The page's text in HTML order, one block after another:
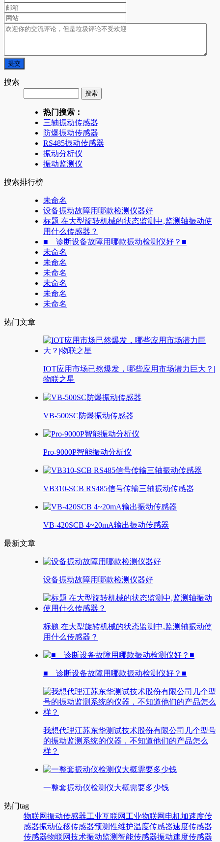
搜索
热门搜索：
三轴振动传感器
防爆振动传感器
RS485振动传感器
振动分析仪
振动监测仪
搜索排行榜
未命名
设备振动故障用哪款检测仪器好
标题 在大型旋转机械的状态监测中,监测轴振动使
用什么传感器？
■ 诊断设备故障用哪款振动检测仪好？■
未命名
未命名
未命名
未命名
未命名
未命名
热门文章
IOT应用市场已然爆发，哪些应用市场潜力巨大？|
物联之星
VB-500SC防爆振动传感器
Pro-9000P智能振动分析仪
VB310-SCB RS485信号传输三轴振动传感器
VB-420SCB 4~20mA输出振动传感器
最新文章
设备振动故障用哪款检测仪器好
标题 在大型旋转机械的状态监测中,监测轴振动使
用什么传感器？
■ 诊断设备故障用哪款振动检测仪好？■
我想代理江苏东华测试技术股份有限公司几个型号
的振动监测系统的仪器，不知道他们的产品怎么
样？
一整套振动仪检测仪大概需要多少钱
热门tag
物联网振动传感器工业互联网 工业物联网 电机加速度传
感器振动位移传感器预测性维护温度传感器速度传感器
传感器物联网技术振动监测 智能传感器振动速度传感器